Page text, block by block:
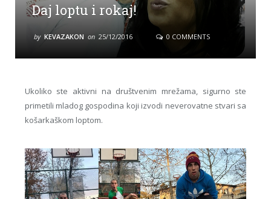
Daj loptu i rokaj!
by KEVAZAKON on 25/12/2016 0 COMMENTS
Ukoliko ste aktivni na društvenim mrežama, sigurno ste
primetili mladog gospodina koji izvodi neverovatne stvari sa
košarkaškom loptom.